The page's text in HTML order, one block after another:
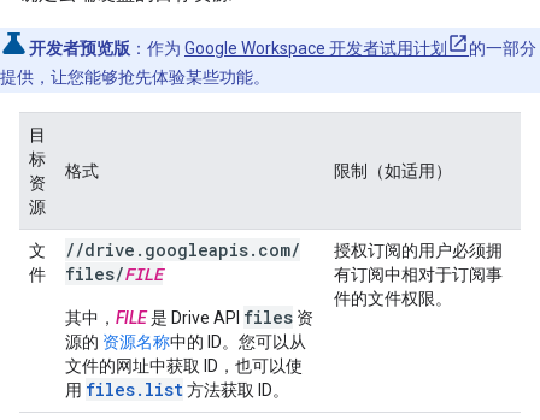
开发者预览版 ：作为 Google Workspace 开发者试用计划
的一部分
提供，让您能够抢先体验某些功能。
目
标
资
源
格式 限制（如适用）
文
件
//drive . googleapis. com/
files/FILE
其中， FILE是 Drive API files 资
源的 资源名称中的 ID。您可以从
文件的网址中获取 ID，也可以使
用 files.list方法获取 ID。
授权订阅的用户必须拥
有订阅中相对于订阅事
件的文件权限。